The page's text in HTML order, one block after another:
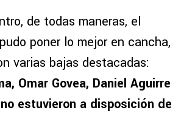
de todas maneras, el
poner lo mejor en cancha,
varias bajas destacadas:
Omar Govea, Daniel Aguirre
estuvieron a disposición de